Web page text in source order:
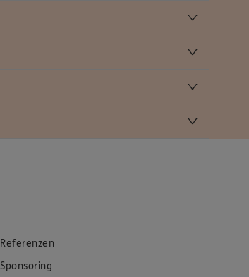
Referenzen
Sponsoring